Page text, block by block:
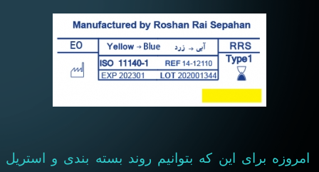
برای این که بتوانیم روند بسته بندی و استریل